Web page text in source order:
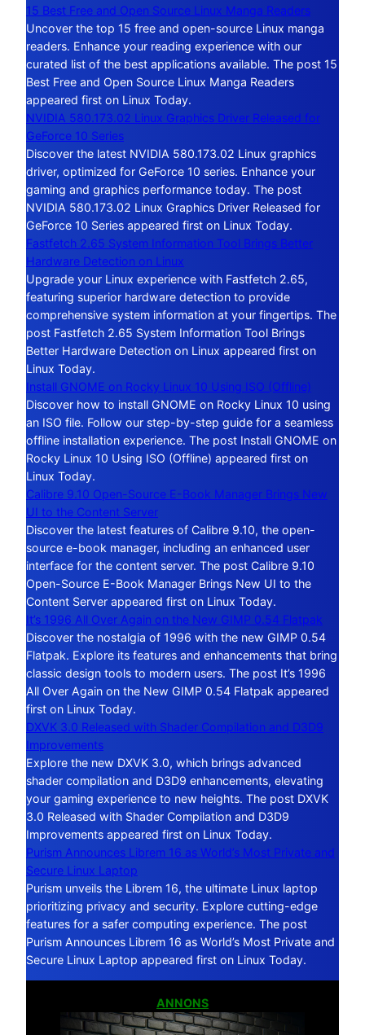
15 Best Free and Open Source Linux Manga Readers
Uncover the top 15 free and open-source Linux manga
readers. Enhance your reading experience with our
curated list of the best applications available. The post 15
Best Free and Open Source Linux Manga Readers
appeared first on Linux Today.
NVIDIA 580.173.02 Linux Graphics Driver Released for
GeForce 10 Series
Discover the latest NVIDIA 580.173.02 Linux graphics
driver, optimized for GeForce 10 series. Enhance your
gaming and graphics performance today. The post
NVIDIA 580.173.02 Linux Graphics Driver Released for
GeForce 10 Series appeared first on Linux Today.
Fastfetch 2.65 System Information Tool Brings Better
Hardware Detection on Linux
Upgrade your Linux experience with Fastfetch 2.65,
featuring superior hardware detection to provide
comprehensive system information at your fingertips. The
post Fastfetch 2.65 System Information Tool Brings
Better Hardware Detection on Linux appeared first on
Linux Today.
Install GNOME on Rocky Linux 10 Using ISO (Offline)
Discover how to install GNOME on Rocky Linux 10 using
an ISO file. Follow our step-by-step guide for a seamless
offline installation experience. The post Install GNOME on
Rocky Linux 10 Using ISO (Offline) appeared first on
Linux Today.
Calibre 9.10 Open-Source E-Book Manager Brings New
UI to the Content Server
Discover the latest features of Calibre 9.10, the open-
source e-book manager, including an enhanced user
interface for the content server. The post Calibre 9.10
Open-Source E-Book Manager Brings New UI to the
Content Server appeared first on Linux Today.
It’s 1996 All Over Again on the New GIMP 0.54 Flatpak
Discover the nostalgia of 1996 with the new GIMP 0.54
Flatpak. Explore its features and enhancements that bring
classic design tools to modern users. The post It’s 1996
All Over Again on the New GIMP 0.54 Flatpak appeared
first on Linux Today.
DXVK 3.0 Released with Shader Compilation and D3D9
Improvements
Explore the new DXVK 3.0, which brings advanced
shader compilation and D3D9 enhancements, elevating
your gaming experience to new heights. The post DXVK
3.0 Released with Shader Compilation and D3D9
Improvements appeared first on Linux Today.
Purism Announces Librem 16 as World’s Most Private and
Secure Linux Laptop
Purism unveils the Librem 16, the ultimate Linux laptop
prioritizing privacy and security. Explore cutting-edge
features for a safer computing experience. The post
Purism Announces Librem 16 as World’s Most Private and
Secure Linux Laptop appeared first on Linux Today.
ANNONS